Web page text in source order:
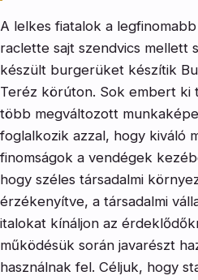
A lelkes fiatalok a legfinomabb
raclette sajt szendvics mellett
készült burgerüket készítik
Teréz körúton. Sok embert ki
több megváltozott
foglalkozik azzal, hogy kiváló
finomságok a vendégek
hogy széles társadalmi
érzékenyítve, a társadalmi
italokat kínáljon az
működésük során javarészt
használnak fel. Céljuk, hogy